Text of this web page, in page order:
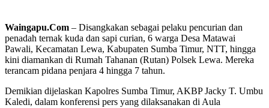
Waingapu.Com – Disangkakan sebagai pelaku pencurian dan
penadah ternak kuda dan sapi curian, 6 warga Desa Matawai
Pawali, Kecamatan Lewa, Kabupaten Sumba Timur, NTT, hingga
kini diamankan di Rumah Tahanan (Rutan) Polsek Lewa. Mereka
terancam pidana penjara 4 hingga 7 tahun.
Demikian dijelaskan Kapolres Sumba Timur, AKBP Jacky T. Umbu
Kaledi, dalam konferensi pers yang dilaksanakan di Aula